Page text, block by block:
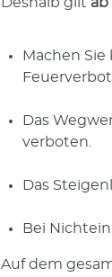
Machen
Das
verboten.
Das
Bei
Auf dem